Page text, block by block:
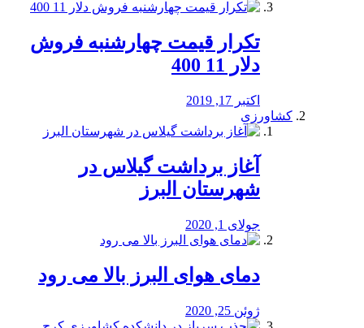
تکرار قیمت چهارشنبه فروش
دلار 11 400
اکتبر 17, 2019
کشاورزی
آغاز برداشت گیلاس در
شهرستان البرز
جولای 1, 2020
دمای هوای البرز بالا می رود
ژوئن 25, 2020